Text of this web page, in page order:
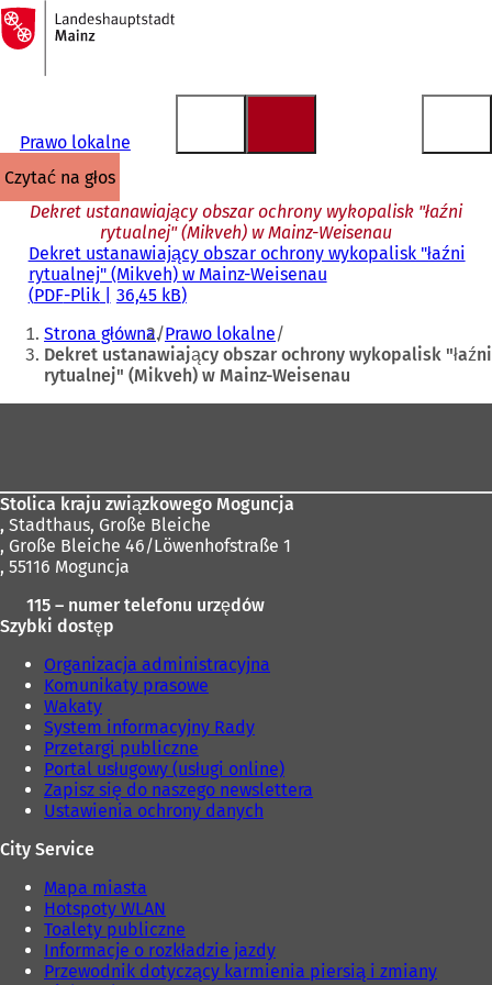
Przejdź do treści
Do
strony
głównej
Prawo lokalne
czytać na głos
Dekret ustanawiający obszar ochrony wykopalisk "łaźni
rytualnej" (Mikveh) w Mainz-Weisenau
Dekret ustanawiający obszar ochrony wykopalisk "łaźni
rytualnej" (Mikveh) w Mainz-Weisenau
PDF-Plik 36,45 kB
Jesteś
tutaj:
Strona główna Prawo lokalne
Dekret ustanawiający obszar ochrony wykopalisk "łaźni
rytualnej" (Mikveh) w Mainz-Weisenau
Stolica kraju związkowego Moguncja
, Stadthaus, Große Bleiche
, Große Bleiche 46/Löwenhofstraße 1
, 55116 Moguncja
115 – numer telefonu urzędów
Szybki dostęp
Organizacja administracyjna
Komunikaty prasowe
Wakaty
System informacyjny Rady
Przetargi publiczne
Portal usługowy (usługi online)
Zapisz się do naszego newslettera
Ustawienia ochrony danych
City Service
Mapa miasta
Hotspoty WLAN
Toalety publiczne
Informacje o rozkładzie jazdy
Przewodnik dotyczący karmienia piersią i zmiany